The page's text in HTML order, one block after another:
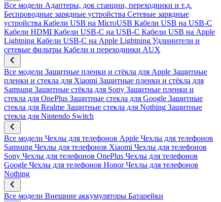
Все модели Адаптеры, док станции, переходники и т.д.
Беспроводные зарядные устройства Сетевые зарядные
устройства Кабели USB на MicroUSB Кабели USB на USB-C
Кабели HDMI Кабели USB-C на USB-C Кабели USB на Apple
Lightning Кабели USB-C на Apple Lightning Удлинители и
сетевые фильтры Кабели и переходники AUX
Все модели Защитные пленки и стёкла для Apple Защитные
пленки и стекла для Xiaomi Защитные пленки и стёкла для
Samsung Защитные стёкла для Sony Защитные пленки и
стекла для OnePlus Защитные стекла для Google Защитные
стекла для Realme Защитные стекла для Nothing Защитные
стекла для Nintendo Switch
Все модели Чехлы для телефонов Apple Чехлы для телефонов
Samsung Чехлы для телефонов Xiaomi Чехлы для телефонов
Sony Чехлы для телефонов OnePlus Чехлы для телефонов
Google Чехлы для телефонов Honor Чехлы для телефонов
Nothing
Все модели Внешние аккумуляторы Батарейки